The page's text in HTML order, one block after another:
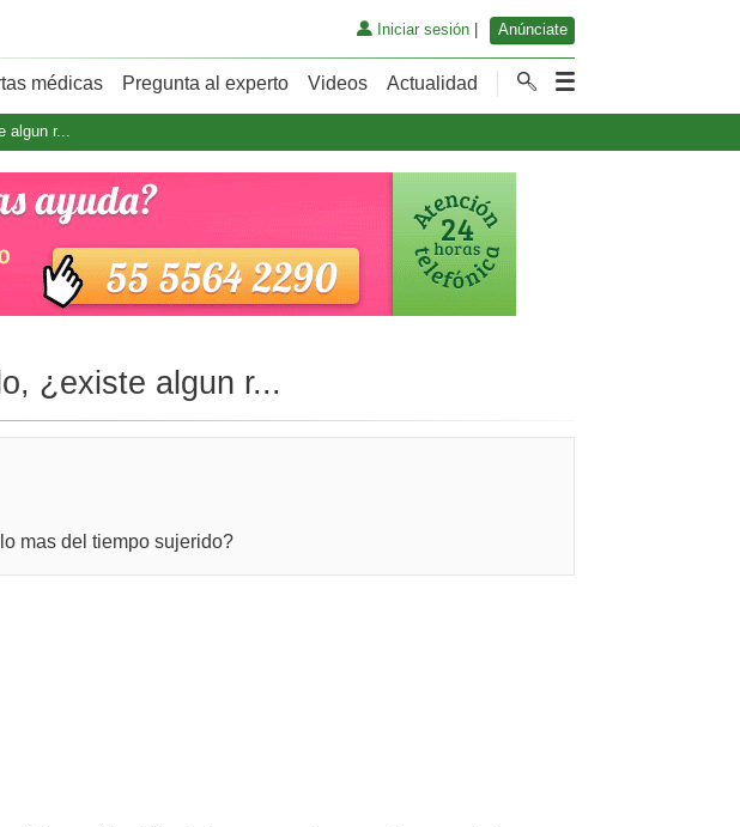
Iniciar sesión| Anúnciate
médicas Pregunta al experto Videos Actualidad
algun r...
¿existe algun r...
mas del tiempo sujerido?